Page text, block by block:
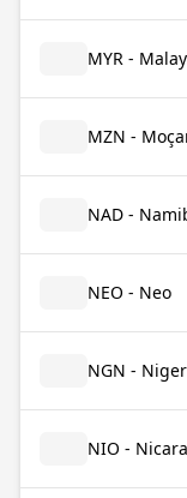
MYR -
MZN -
NAD -
NEO - Neo
NGN -
NIO -